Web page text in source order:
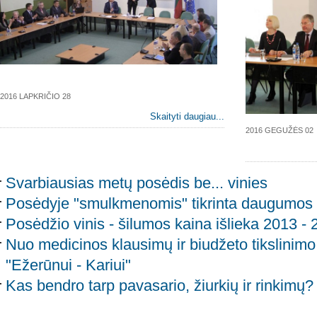
2016 LAPKRIČIO 28
Skaityti daugiau...
2016 GEGUŽĖS 02
Svarbiausias metų posėdis be... vinies
Posėdyje "smulkmenomis" tikrinta
Posėdžio vinis - šilumos kaina išlieka 2013 -
Nuo medicinos klausimų ir biudžeto
"Ežerūnui - Kariui"
Kas bendro tarp pavasario, žiurkių ir